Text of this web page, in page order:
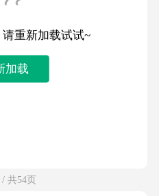
重新加载试试~
加载
共54页